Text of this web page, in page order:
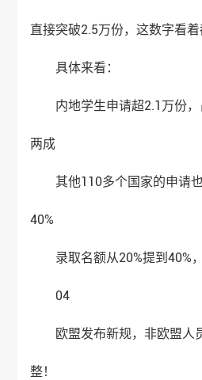
直接突破2.5万份，这数字看着
具体来看：
内地学生申请超2.1万份
两成
其他110多个国家的申请
40%
录取名额从20%提到40%
04
欧盟发布新规，非欧盟人
整！